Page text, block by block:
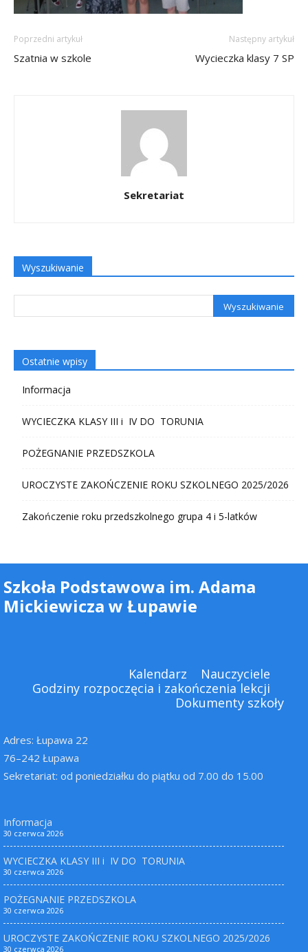
Poprzedni artykuł
Szatnia w szkole
Następny artykuł
Wycieczka klasy 7 SP
Sekretariat
Wyszukiwanie
Ostatnie wpisy
Informacja
WYCIECZKA KLASY III i IV DO TORUNIA
POŻEGNANIE PRZEDSZKOLA
UROCZYSTE ZAKOŃCZENIE ROKU SZKOLNEGO 2025/2026
Zakończenie roku przedszkolnego grupa 4 i 5-latków
Szkoła Podstawowa im. Adama
Mickiewicza w Łupawie
Kalendarz
Nauczyciele
Godziny rozpoczęcia i zakończenia lekcji
Dokumenty szkoły
Adres: Łupawa 22
76–242 Łupawa
Sekretariat: od poniedziałku do piątku od 7.00 do 15.00
Informacja
30 czerwca 2026
WYCIECZKA KLASY III i IV DO TORUNIA
30 czerwca 2026
POŻEGNANIE PRZEDSZKOLA
30 czerwca 2026
UROCZYSTE ZAKOŃCZENIE ROKU SZKOLNEGO 2025/2026
30 czerwca 2026